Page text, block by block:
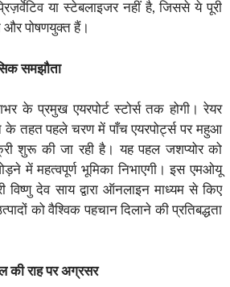
या स्टेबलाइजर नहीं है, जिससे ये पूरी
और पोषणयुक्त हैं।
समझौता
के प्रमुख एयरपोर्ट स्टोर्स तक होगी। रेयर
तहत पहले चरण में पाँच एयरपोर्ट्स पर महुआ
शुरू की जा रही है। यह पहल जशप्योर को
में महत्वपूर्ण भूमिका निभाएगी। इस एमओयू
विष्णु देव साय द्वारा ऑनलाइन माध्यम से किए
को वैश्विक पहचान दिलाने की प्रतिबद्धता
की राह पर अग्रसर